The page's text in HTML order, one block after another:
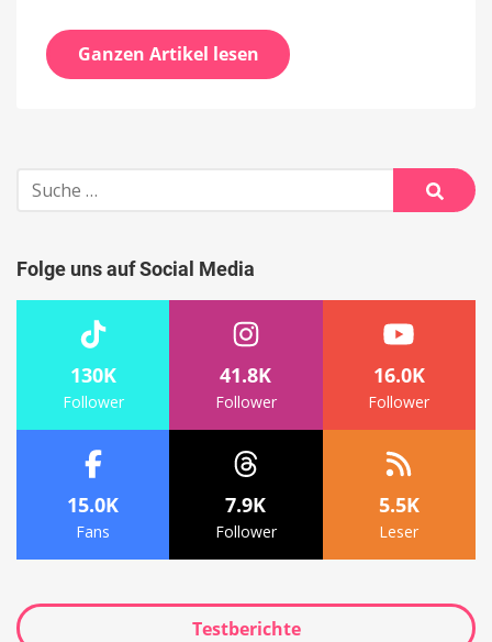
Ganzen Artikel lesen
Suche
nach:
Suche
Folge uns auf Social Media
130K
Follower
41.8K
Follower
16.0K
Follower
15.0K
Fans
7.9K
Follower
5.5K
Leser
Testberichte